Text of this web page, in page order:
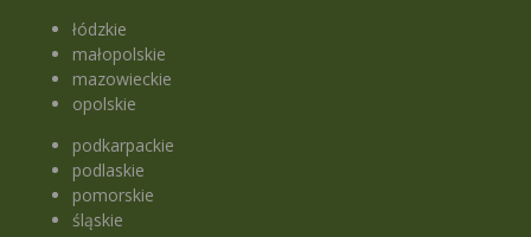
łódzkie
małopolskie
mazowieckie
opolskie
podkarpackie
podlaskie
pomorskie
śląskie